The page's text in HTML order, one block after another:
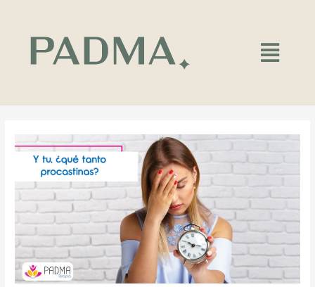
contenido
Main
Menu